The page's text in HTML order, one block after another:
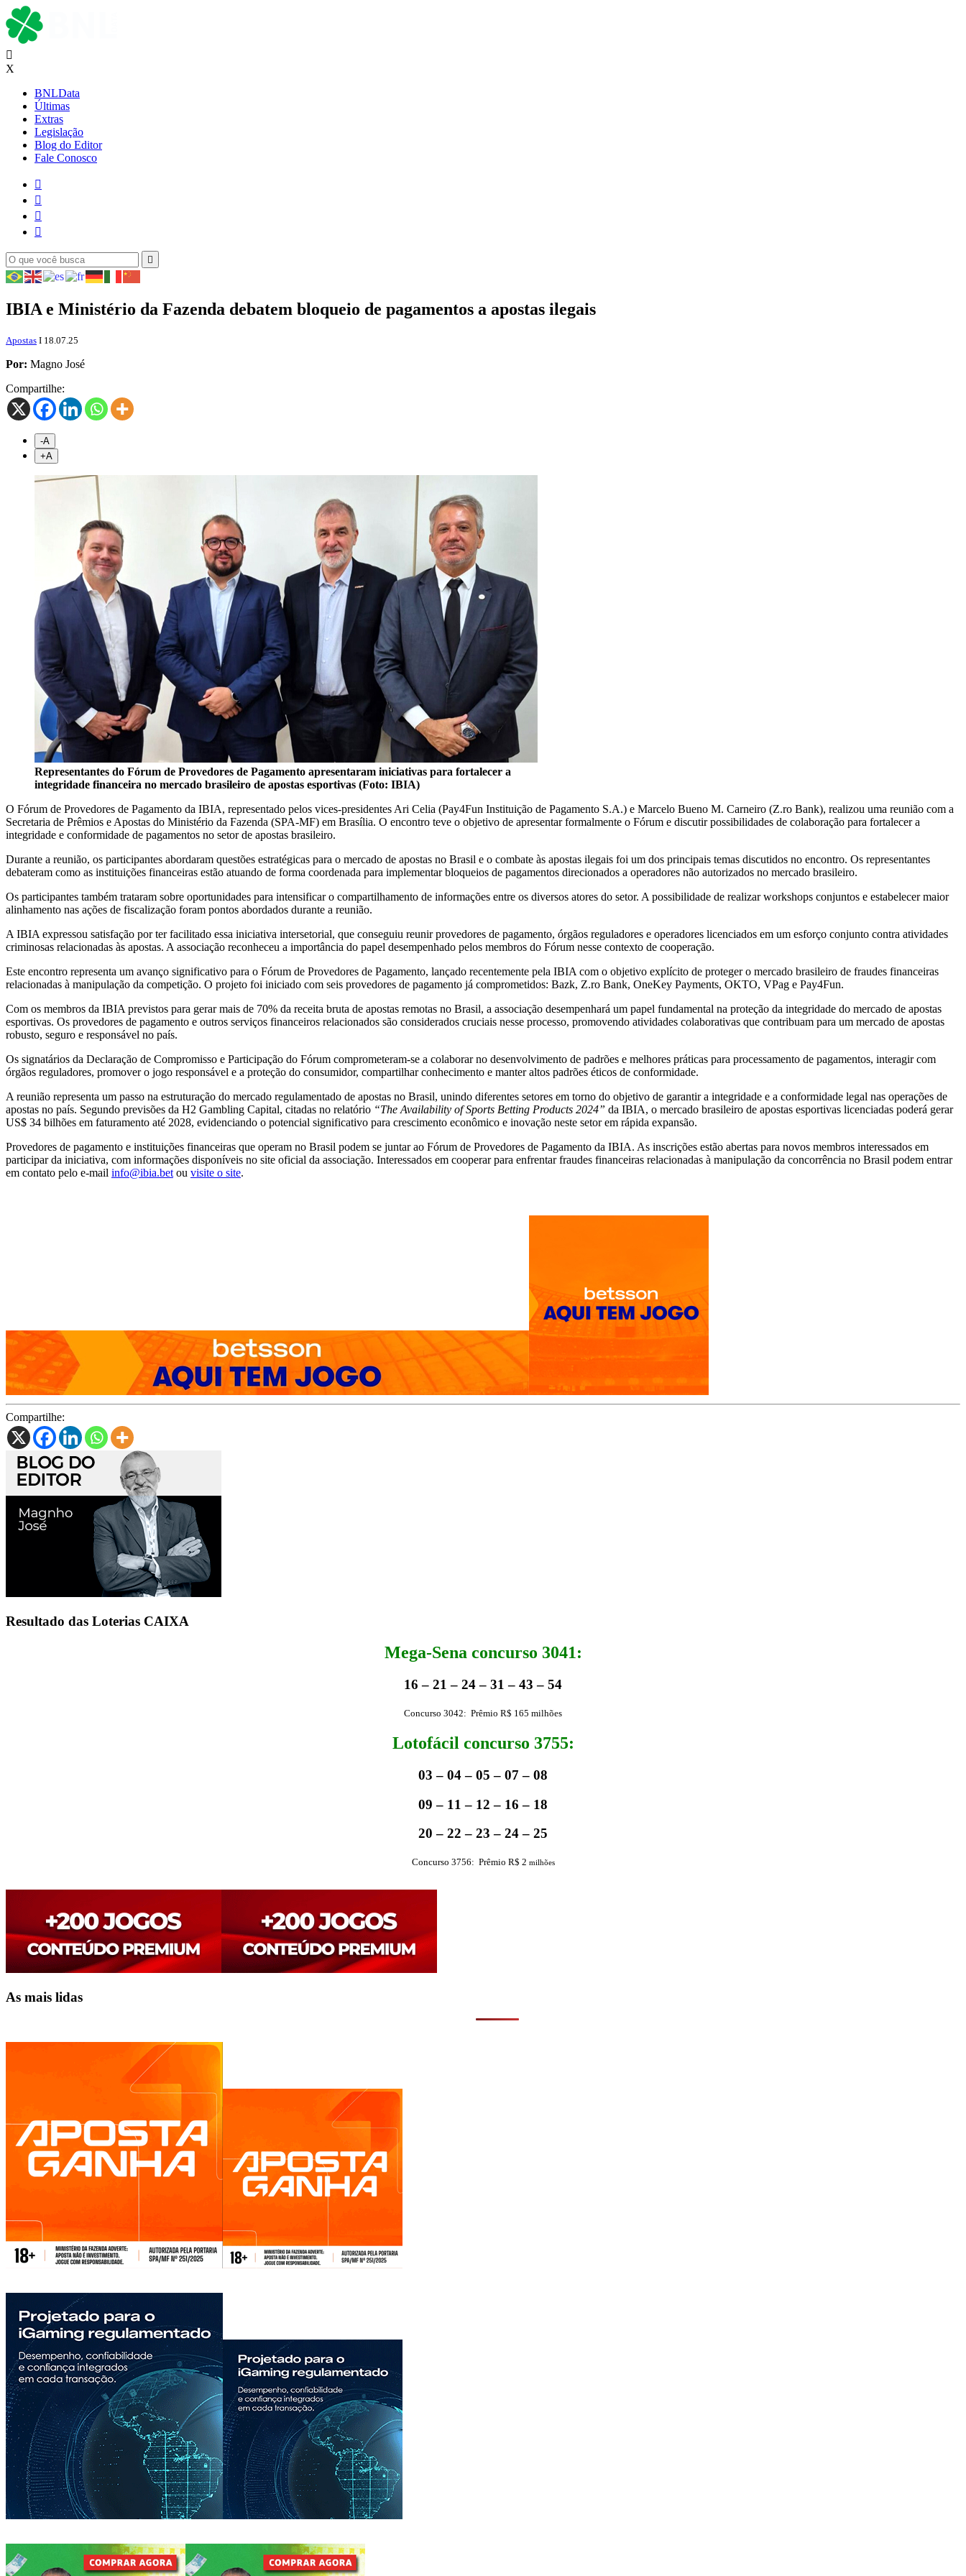

X
BNLData
Últimas
Extras
Legislação
Blog do Editor
Fale Conosco





IBIA e Ministério da Fazenda debatem bloqueio de pagamentos a apostas ilegais
Apostas I 18.07.25
Por: Magno José
Compartilhe:
-A
+A
Representantes do Fórum de Provedores de Pagamento apresentaram iniciativas para fortalecer a
integridade financeira no mercado brasileiro de apostas esportivas (Foto: IBIA)
O Fórum de Provedores de Pagamento da IBIA, representado pelos vices-presidentes Ari Celia (Pay4Fun Instituição de Pagamento S.A.) e Marcelo Bueno M. Carneiro (Z.ro Bank), realizou uma reunião com a
Secretaria de Prêmios e Apostas do Ministério da Fazenda (SPA-MF) em Brasília. O encontro teve o objetivo de apresentar formalmente o Fórum e discutir possibilidades de colaboração para fortalecer a
integridade e conformidade de pagamentos no setor de apostas brasileiro.
Durante a reunião, os participantes abordaram questões estratégicas para o mercado de apostas no Brasil e o combate às apostas ilegais foi um dos principais temas discutidos no encontro. Os representantes
debateram como as instituições financeiras estão atuando de forma coordenada para implementar bloqueios de pagamentos direcionados a operadores não autorizados no mercado brasileiro.
Os participantes também trataram sobre oportunidades para intensificar o compartilhamento de informações entre os diversos atores do setor. A possibilidade de realizar workshops conjuntos e estabelecer maior
alinhamento nas ações de fiscalização foram pontos abordados durante a reunião.
A IBIA expressou satisfação por ter facilitado essa iniciativa intersetorial, que conseguiu reunir provedores de pagamento, órgãos reguladores e operadores licenciados em um esforço conjunto contra atividades
criminosas relacionadas às apostas. A associação reconheceu a importância do papel desempenhado pelos membros do Fórum nesse contexto de cooperação.
Este encontro representa um avanço significativo para o Fórum de Provedores de Pagamento, lançado recentemente pela IBIA com o objetivo explícito de proteger o mercado brasileiro de fraudes financeiras
relacionadas à manipulação da competição. O projeto foi iniciado com seis provedores de pagamento já comprometidos: Bazk, Z.ro Bank, OneKey Payments, OKTO, VPag e Pay4Fun.
Com os membros da IBIA previstos para gerar mais de 70% da receita bruta de apostas remotas no Brasil, a associação desempenhará um papel fundamental na proteção da integridade do mercado de apostas
esportivas. Os provedores de pagamento e outros serviços financeiros relacionados são considerados cruciais nesse processo, promovendo atividades colaborativas que contribuam para um mercado de apostas
robusto, seguro e responsável no país.
Os signatários da Declaração de Compromisso e Participação do Fórum comprometeram-se a colaborar no desenvolvimento de padrões e melhores práticas para processamento de pagamentos, interagir com
órgãos reguladores, promover o jogo responsável e a proteção do consumidor, compartilhar conhecimento e manter altos padrões éticos de conformidade.
A reunião representa um passo na estruturação do mercado regulamentado de apostas no Brasil, unindo diferentes setores em torno do objetivo de garantir a integridade e a conformidade legal nas operações de
apostas no país. Segundo previsões da H2 Gambling Capital, citadas no relatório “The Availability of Sports Betting Products 2024” da IBIA, o mercado brasileiro de apostas esportivas licenciadas poderá gerar
US$ 34 bilhões em faturamento até 2028, evidenciando o potencial significativo para crescimento econômico e inovação neste setor em rápida expansão.
Provedores de pagamento e instituições financeiras que operam no Brasil podem se juntar ao Fórum de Provedores de Pagamento da IBIA. As inscrições estão abertas para novos membros interessados em
participar da iniciativa, com informações disponíveis no site oficial da associação. Interessados em cooperar para enfrentar fraudes financeiras relacionadas à manipulação da concorrência no Brasil podem entrar
em contato pelo e-mail info@ibia.bet ou visite o site.
Compartilhe:
Resultado das Loterias CAIXA
Mega-Sena concurso 3041:
16 – 21 – 24 – 31 – 43 – 54
Concurso 3042: Prêmio R$ 165 milhões
Lotofácil concurso 3755:
03 – 04 – 05 – 07 – 08
09 – 11 – 12 – 16 – 18
20 – 22 – 23 – 24 – 25
Concurso 3756: Prêmio R$ 2 milhões
As mais lidas